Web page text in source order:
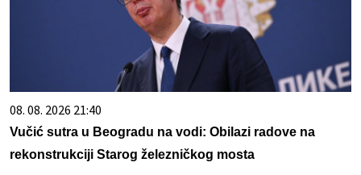
08. 08. 2026 21:40
Vučić sutra u Beogradu na vodi: Obilazi radove na
rekonstrukciji Starog železničkog mosta